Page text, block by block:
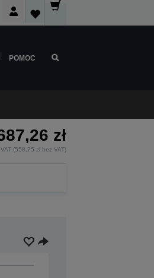
POMOC
zł
VAT (558,75 zł bez VAT)